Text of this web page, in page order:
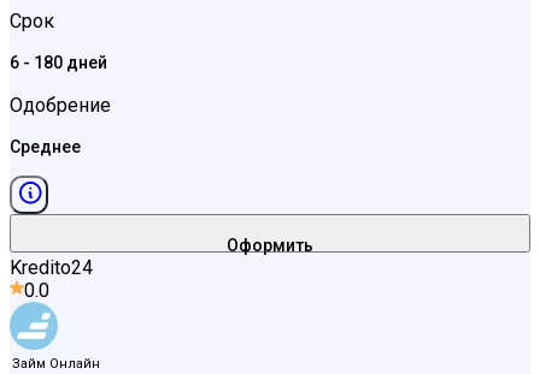
Срок
6 - 180 дней
Одобрение
Среднее
Оформить
Kredito24
0.0
Займ Онлайн